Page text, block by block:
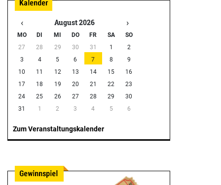
‹ August 2026 ›
MO DI MI DO FR SA
SO
27
28 29 30 31 1
2
3
4 5 6 7 8
9
10
11 12 13 14 15
16
17
18 19 20 21 22
23
24
25 26 27 28 29
30
31
1 2 3 4 5 6
Zum Veranstaltungskalender